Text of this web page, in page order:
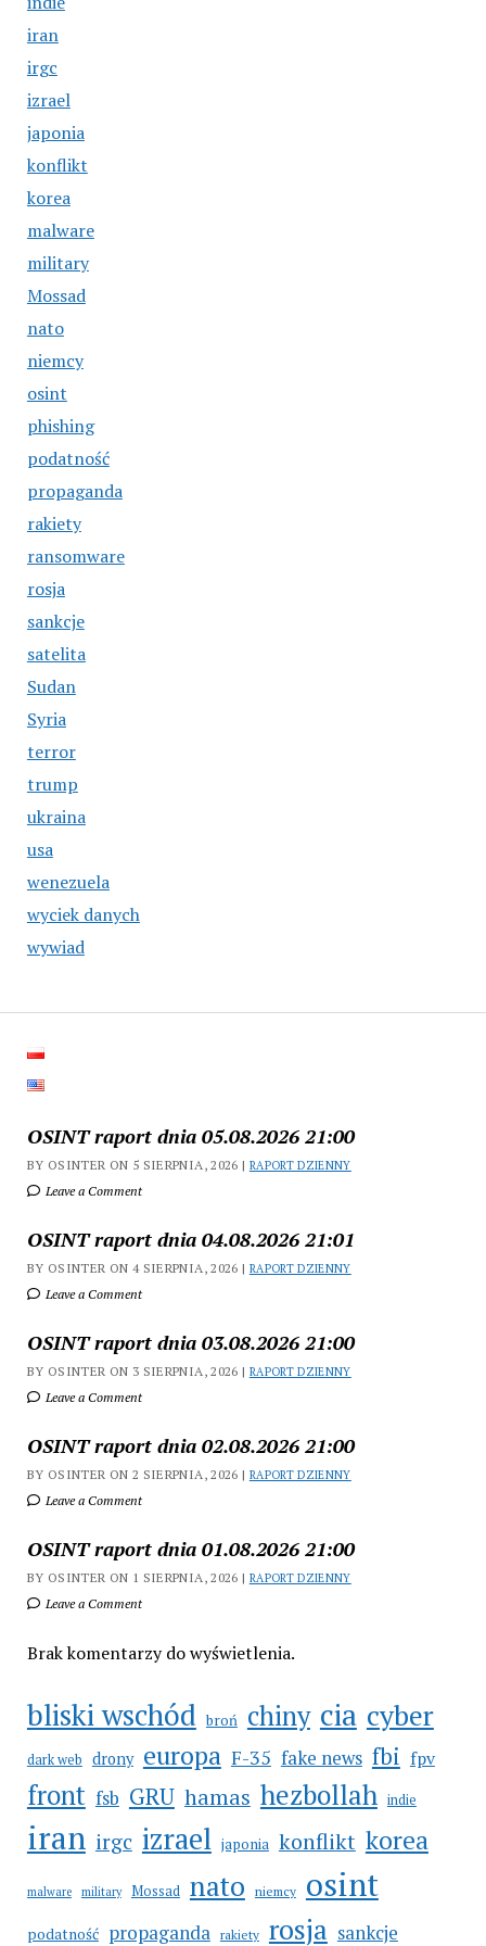
iran
irgc
izrael
japonia
konflikt
korea
malware
military
Mossad
nato
niemcy
osint
phishing
podatność
propaganda
rakiety
ransomware
rosja
sankcje
satelita
Sudan
Syria
terror
trump
ukraina
usa
wenezuela
wyciek danych
wywiad
OSINT raport dnia 05.08.2026 21:00
BY OSINTER ON 5 SIERPNIA, 2026 | RAPORT DZIENNY
Leave a Comment
OSINT raport dnia 04.08.2026 21:01
BY OSINTER ON 4 SIERPNIA, 2026 | RAPORT DZIENNY
Leave a Comment
OSINT raport dnia 03.08.2026 21:00
BY OSINTER ON 3 SIERPNIA, 2026 | RAPORT DZIENNY
Leave a Comment
OSINT raport dnia 02.08.2026 21:00
BY OSINTER ON 2 SIERPNIA, 2026 | RAPORT DZIENNY
Leave a Comment
OSINT raport dnia 01.08.2026 21:00
BY OSINTER ON 1 SIERPNIA, 2026 | RAPORT DZIENNY
Leave a Comment
Brak komentarzy do wyświetlenia.
bliski wschód broń chiny cia cyber
dark web drony europa F-35 fake news fbi fpv
front fsb GRU hamas hezbollah indie
iran irgc izrael japonia konflikt korea
malware military Mossad nato niemcy osint
podatność propaganda rakiety rosja sankcje